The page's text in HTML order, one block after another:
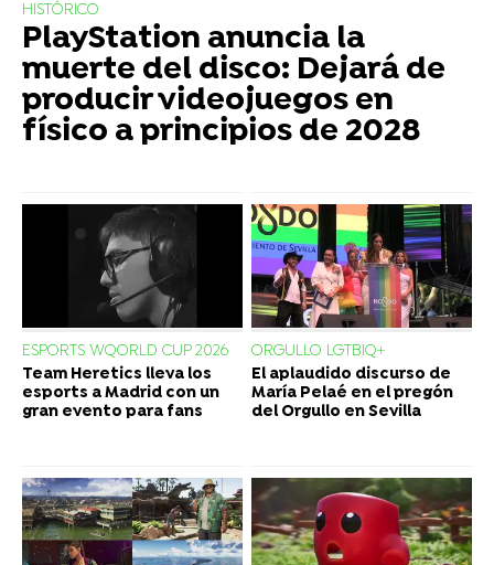
HISTÓRICO
PlayStation anuncia la
muerte del disco: Dejará de
producir videojuegos en
físico a principios de 2028
ESPORTS WQORLD CUP 2026
Team Heretics lleva los
esports a Madrid con un
gran evento para fans
ORGULLO LGTBIQ+
El aplaudido discurso de
María Pelaé en el pregón
del Orgullo en Sevilla